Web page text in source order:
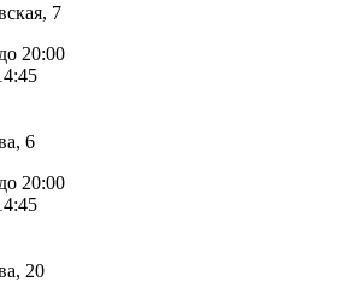
7
20:00
6
20:00
20